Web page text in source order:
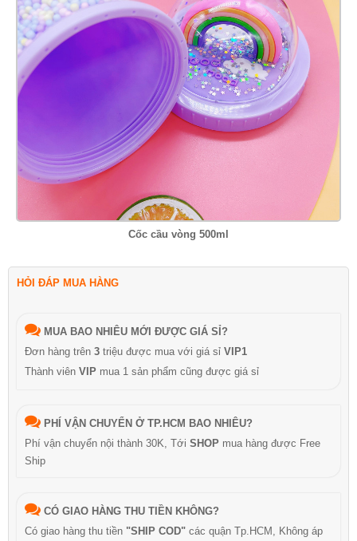
Cốc cầu vòng 500ml
HỎI ĐÁP MUA HÀNG
MUA BAO NHIÊU MỚI ĐƯỢC GIÁ SỈ?
Đơn hàng trên 3 triệu được mua với giá sỉ VIP1
Thành viên VIP mua 1 sản phẩm cũng được giá sỉ
PHÍ VẬN CHUYỂN Ở TP.HCM BAO NHIÊU?
Phí vận chuyển nội thành 30K, Tới SHOP mua hàng được Free
Ship
CÓ GIAO HÀNG THU TIỀN KHÔNG?
Có giao hàng thu tiền "SHIP COD" các quận Tp.HCM, Không áp